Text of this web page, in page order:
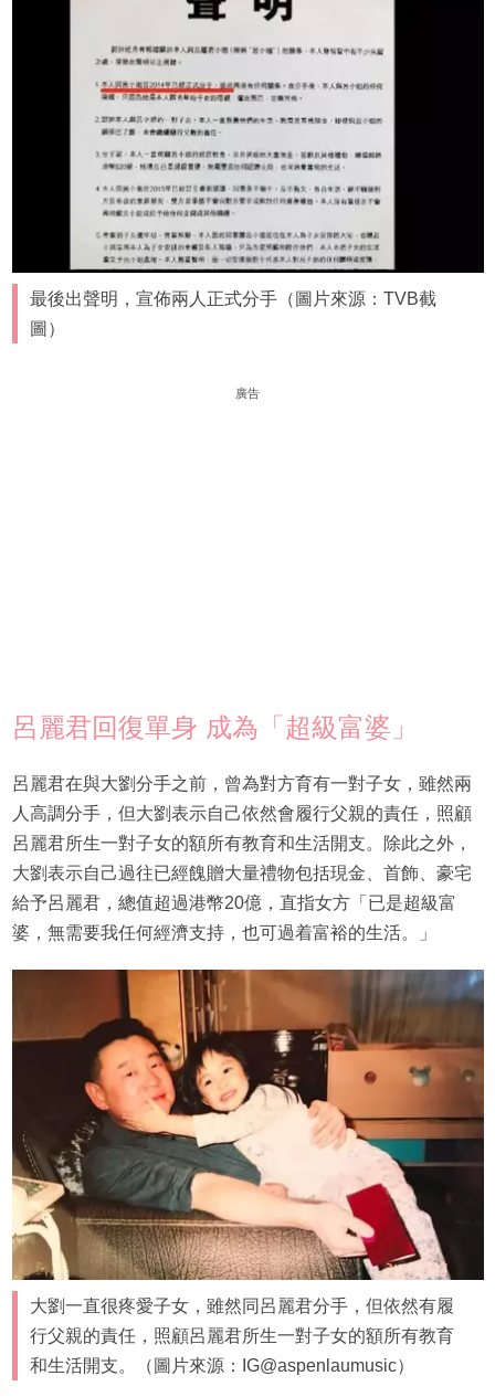
最後出聲明，宣佈兩人正式分手（圖片來源：TVB截
圖）
廣告
呂麗君回復單身 成為「超級富婆」
呂麗君在與大劉分手之前，曾為對方育有一對子女，雖然兩
人高調分手，但大劉表示自己依然會履行父親的責任，照顧
呂麗君所生一對子女的額所有教育和生活開支。除此之外，
大劉表示自己過往已經餽贈大量禮物包括現金、首飾、豪宅
給予呂麗君，總值超過港幣20億，直指女方「已是超級富
婆，無需要我任何經濟支持，也可過着富裕的生活。」
大劉一直很疼愛子女，雖然同呂麗君分手，但依然有履
行父親的責任，照顧呂麗君所生一對子女的額所有教育
和生活開支。（圖片來源：IG@aspenlaumusic）